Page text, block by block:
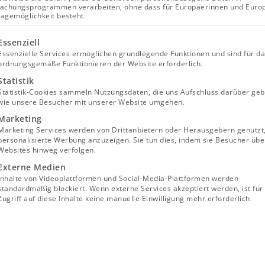
übernimmt der Staat, wenn Sie die
korrekt stellen. Unsere Tipps für
energetische Sanierung planen oder bereits
Wohnungseigentümergemeinschaften (WEG)
nutzen, allerdings mit einigen Einschränkungen bei
verarbeiten, ohne dass für Europäerinnen und
besteht.
eine Liste der Service-Gruppen, für die eine
Services ermöglichen grundlegende Funktionen und sind für
Funktionieren der Website erforderlich.
Cookies sammeln Nutzungsdaten, die uns Aufschluss darüber
unsere Besucher mit unserer Website umgehen.
Services werden von Drittanbietern oder Herausgebern
Werbung anzuzeigen. Sie tun dies, indem sie Besucher
hinweg verfolgen.
Medien
von Videoplattformen und Social-Media-Plattformen werden
blockiert. Wenn externe Services akzeptiert werden, ist für
auf diese Inhalte keine manuelle Einwilligung mehr erforderlich.